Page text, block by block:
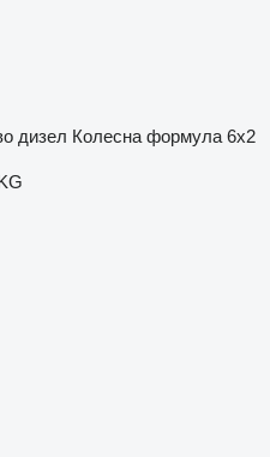
дизел Колесна формула 6x2